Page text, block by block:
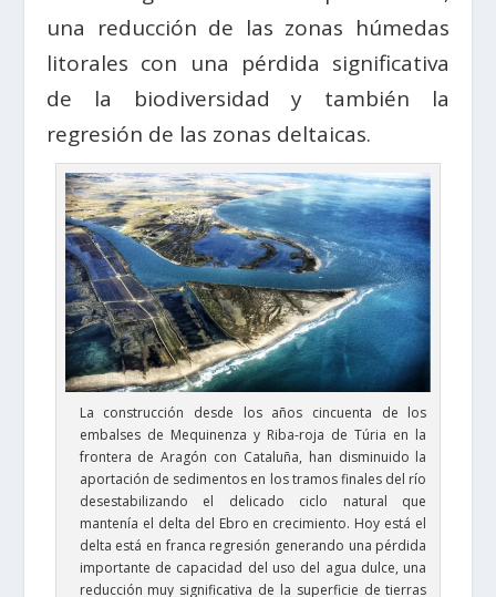
una reducción de las zonas húmedas
litorales con una pérdida significativa
de la biodiversidad y también la
regresión de las zonas deltaicas.
La construcción desde los años cincuenta de los
embalses de Mequinenza y Riba-roja de Túria en la
frontera de Aragón con Cataluña, han disminuido la
aportación de sedimentos en los tramos finales del río
desestabilizando el delicado ciclo natural que
mantenía el delta del Ebro en crecimiento. Hoy está el
delta está en franca regresión generando una pérdida
importante de capacidad del uso del agua dulce, una
reducción muy significativa de la superficie de tierras